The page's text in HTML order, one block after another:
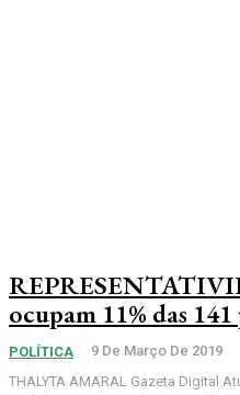
ocupam 11% das
POLÍTICA
9 De Março De 2019
THALYTA AMARAL Gazeta Digital